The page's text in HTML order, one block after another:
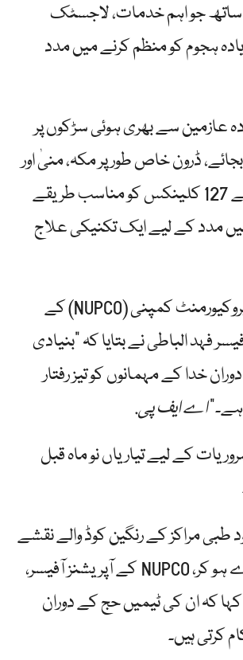
ساتھ جو اہم خدمات، لاجسٹک
ہجوم کو منظم کرنے میں مدد
عازمین سے بھری ہوئی سڑکوں پر
ڈرون خاص طور پر مکہ، منیٰ اور
عرفات میں پھیلے 127 کلینکس کو مناسب طریقے
مدد کے لیے ایک تکنیکی علاج
نیشنل یونیفائیڈ پروکیورمنٹ کمپنی (NUPCO) کے
فہد الباطی نے بتایا کہ "بنیادی
خدا کے مہمانوں کو تیز رفتار
ہے۔”اے ایف پی.
کے لیے تیاریاں نو ماہ قبل
طبی مراکز کے رنگین کوڈ والے نقشے
کے سامنے کھڑے ہو کر، NUPCO کے آپریشنز آفیسر،
کہ ان کی ٹیمیں حج کے دوران
کرتی ہیں۔